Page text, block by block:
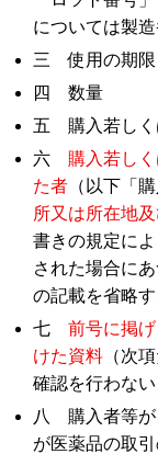
については製造
三 使用の期限
四 数量
五 購入若しく
六 購入若し
た者 （以下「
所又は所在地
書きの規定に
された場合に
の記載を省略す
七 前号に掲
けた資料 （次
確認を行わな
八 購入者等が
が医薬品の取